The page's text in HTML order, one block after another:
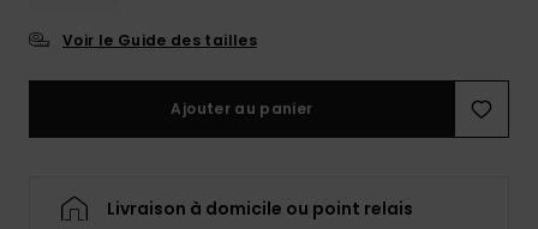
Voir le Guide des tailles
Ajouter au panier
Livraison à domicile ou point relais